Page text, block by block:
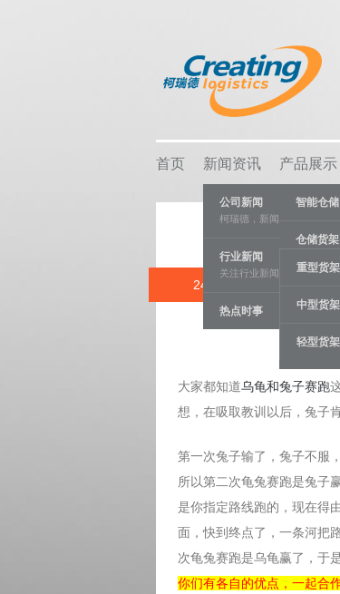
首页 新闻资讯
公司新闻
柯瑞德，新闻资讯
行业新闻
关注行业新闻，推动行业发
热点时事
产品展示
智能仓储
仓储货架
重型货架
中型货架
轻型货架
物流容器
车间设备
线棒系统
24 JUL 为
大家都知道乌龟和兔子赛跑
想，在吸取教训以后，兔子
第一次兔子输了，兔子不服
所以第二次龟兔赛跑是兔子
是你指定路线跑的，现在得
面，快到终点了，一条河把
次龟兔赛跑是乌龟赢了，于
你们有各自的优点，一起合